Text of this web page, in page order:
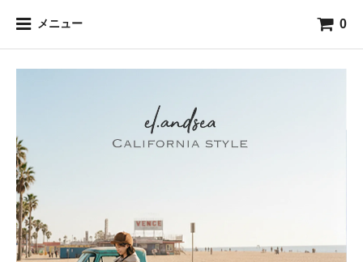
メニュー 0